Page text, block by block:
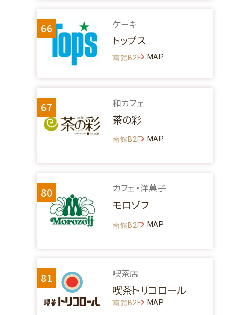
66 ケーキ
トップス
南館B2F MAP
67 和カフェ
茶の彩
南館B2F MAP
80 カフェ・洋菓子
モロゾフ
南館B2F MAP
81 喫茶店
喫茶トリコロール
南館B2F MAP